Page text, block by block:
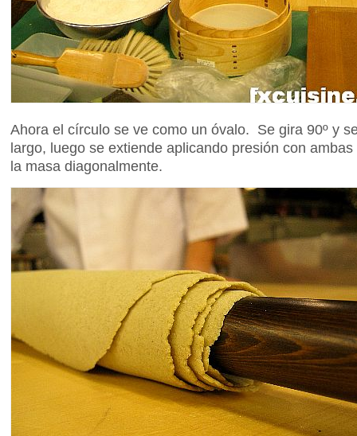
Ahora el círculo se ve como un óvalo. Se gira 90º y
largo, luego se extiende aplicando presión con
la masa diagonalmente.